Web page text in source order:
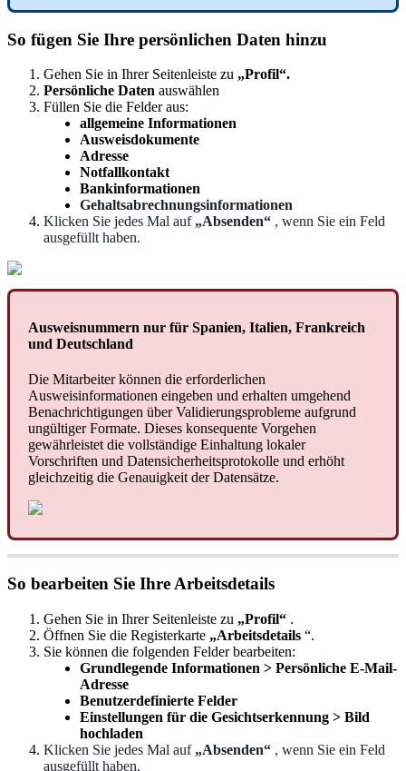
So fügen Sie Ihre persönlichen Daten hinzu
Gehen Sie in Ihrer Seitenleiste zu „Profil“.
Persönliche Daten auswählen
Füllen Sie die Felder aus:
allgemeine Informationen
Ausweisdokumente
Adresse
Notfallkontakt
Bankinformationen
Gehaltsabrechnungsinformationen
Klicken Sie jedes Mal auf „Absenden“ , wenn Sie ein Feld
ausgefüllt haben.
Ausweisnummern nur für Spanien, Italien, Frankreich
und Deutschland
Die Mitarbeiter können die erforderlichen
Ausweisinformationen eingeben und erhalten umgehend
Benachrichtigungen über Validierungsprobleme aufgrund
ungültiger Formate. Dieses konsequente Vorgehen
gewährleistet die vollständige Einhaltung lokaler
Vorschriften und Datensicherheitsprotokolle und erhöht
gleichzeitig die Genauigkeit der Datensätze.
So bearbeiten Sie IhreArbeitsdetails
Gehen Sie in Ihrer Seitenleiste zu „Profil“ .
Öffnen Sie die Registerkarte „Arbeitsdetails “.
Sie können die folgenden Felder bearbeiten:
Grundlegende Informationen > Persönliche E-Mail-
Adresse
Benutzerdefinierte Felder
Einstellungen für die Gesichtserkennung > Bild
hochladen
Klicken Sie jedes Mal auf „Absenden“ , wenn Sie ein Feld
ausgefüllt haben.